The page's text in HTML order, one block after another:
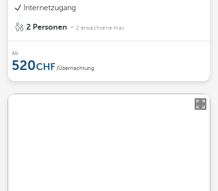
Internetzugang
2 Personen 2 erwachsene max.
Ab
520 /Übernachtung